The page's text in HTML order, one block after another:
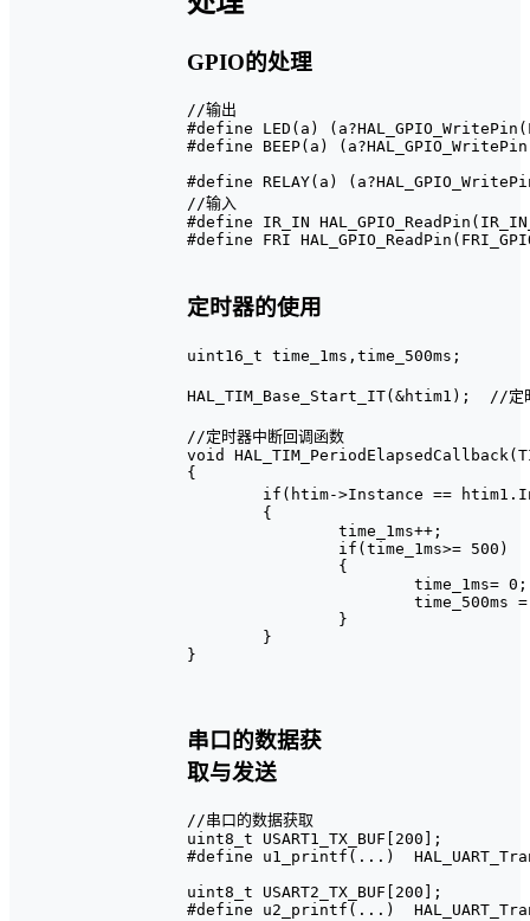
GPIO的处理
//输出
#define LED(a)
#define BEEP(a)
#define RELAY(a)
//输入
#define IR_IN
#define FRI
定时器的使用
uint16_t time_1ms,time_500ms;
HAL_TIM_Base_Start_IT(&htim1);  //定时
//定时器中断回调函数
void
{
}
串口的数据获
取与发送
//串口的数据获取
uint8_t USART1_TX_BUF[200];
#define u1_printf(...)
uint8_t USART2_TX_BUF[200];
#define u2_printf(...)